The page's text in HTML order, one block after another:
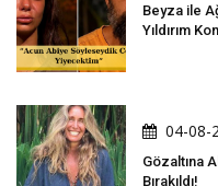
Beyza ile
Yıldırım
04-08-
Gözaltına
Bırakıldı!